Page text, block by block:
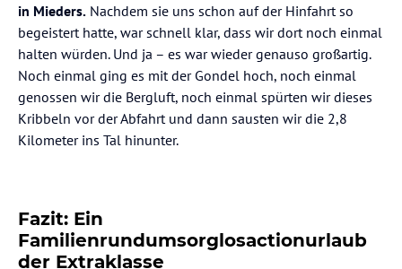
in Mieders. Nachdem sie uns schon auf der Hinfahrt so
begeistert hatte, war schnell klar, dass wir dort noch einmal
halten würden. Und ja – es war wieder genauso großartig.
Noch einmal ging es mit der Gondel hoch, noch einmal
genossen wir die Bergluft, noch einmal spürten wir dieses
Kribbeln vor der Abfahrt und dann sausten wir die 2,8
Kilometer ins Tal hinunter.
Fazit: Ein
Familienrundumsorglosactionurlaub
der Extraklasse